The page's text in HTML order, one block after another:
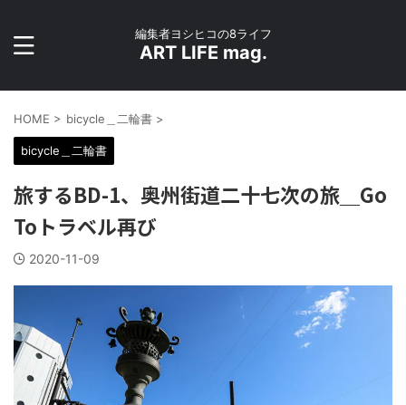
編集者ヨシヒコの8ライフ
ART LIFE mag.
HOME > bicycle＿二輪書 >
bicycle＿二輪書
旅するBD-1、奥州街道二十七次の旅＿Go
Toトラベル再び
2020-11-09